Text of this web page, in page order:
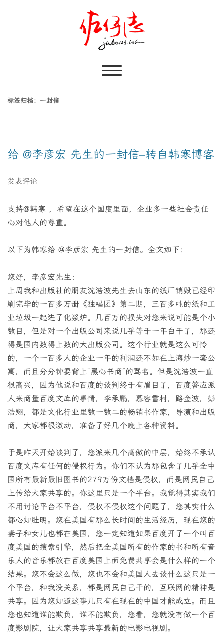
标签归档： 一封信
给 @李彦宏 先生的一封信–转自韩寒博客
发表评论
支持@韩寒 ，希望在这个国度里面，企业多一些社会责任
心对他人的尊重。
以下为韩寒给 @李彦宏 先生的一封信。全文如下：
您好，李彦宏先生：
上周我和出版社的朋友沈浩波先生去山东的纸厂销毁已经印
刷完毕的一百多万册《独唱团》第二期，三百多吨的纸和工
业垃圾一起进了化浆炉。几百万的损失对您来说可能是个小
数目，但是对一个出版公司来说几乎等于一年白干了，那还
得是国内数得上数的大出版公司。这个行业就是这么可怜
的，一个一百多人的企业一年的利润还不如在上海炒一套公
寓，而且分分钟要背上“黑心书商”的骂名。但是沈浩波一直
很高兴，因为他说和百度的谈判终于有眉目了，百度答应派
人来商量百度文库的事情，李承鹏，慕容雪村，路金波，彭
浩翔，都是文化行业里数一数二的畅销书作家，导演和出版
商，大家都很激动，准备了好几个晚上各种资料。
于是昨天开始谈判了，您派来几个高傲的中层，始终不承认
百度文库有任何的侵权行为。你们不认为那包含了几乎全中
国所有最新最旧图书的279万份文档是侵权，而是网民自己
上传给大家共享的。你这里只是一个平台。我觉得其实我们
不用讨论平台不平台，侵权不侵权这个问题了，您其实什么
都心知肚明。您在美国有那么长时间的生活经历，现在您的
妻子和女儿也都在美国，您一定知道如果百度开了一个叫百
度美国的搜索引擎，然后把全美国所有的作家的书和所有音
乐人的音乐都放在百度美国上面免费共享会是什么样的一个
结果。您不会这么做，您也不会和美国人去谈什么这只是一
个平台，和我没关系，都是网民自己干的，互联网的精神是
共享。因为您知道这事儿只有在现在的中国才能成立。而且
您也知道谁能欺负，谁不能欺负，您看，您就没有做一个百
度影剧院，让大家共享共享最新的电影电视剧。